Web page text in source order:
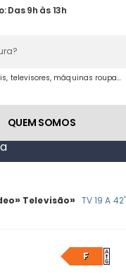
Das 9h às 13h
televisores, máquinas roupa...
QUEM SOMOS
» Televisão» TV 19 A 42'
F